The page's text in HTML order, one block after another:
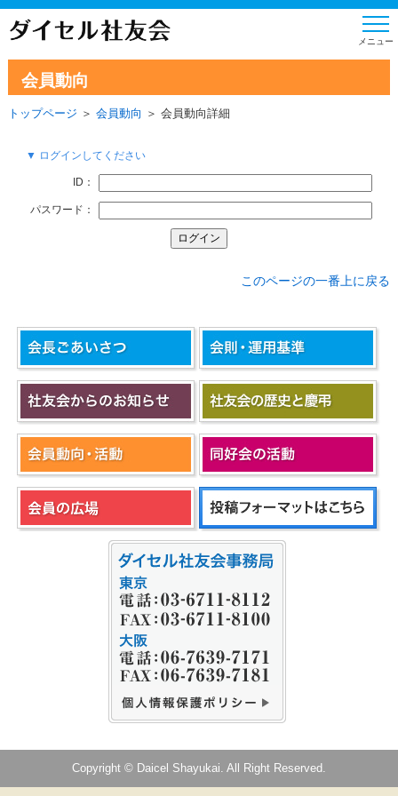
会員動向
トップページ ＞ 会員動向 ＞ 会員動向詳細
▼ ログインしてください
ID：
パスワード：
このページの一番上に戻る
Copyright © Daicel Shayukai. All Right Reserved.